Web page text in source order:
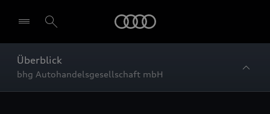
Überblick
bhg Autohandelsgesellschaft mbH